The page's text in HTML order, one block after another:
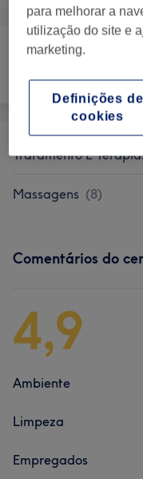
Tratamento Facial
Tratamento E
Massagens (8)
Comentários do
4,9
Ambiente
Limpeza
Empregados
para melhorar a
utilização do site e
marketing.
Definições de
cookies